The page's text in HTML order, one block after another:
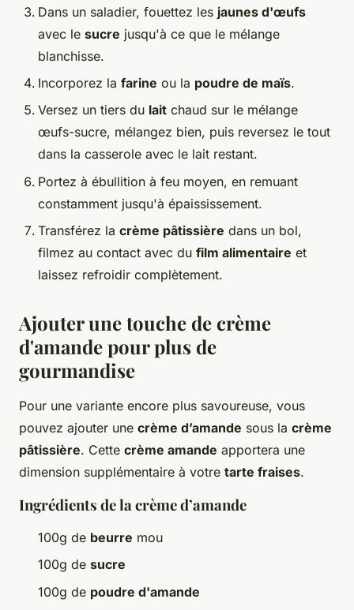
Dans un saladier, fouettez les jaunes d'œufs
avec le sucre jusqu'à ce que le mélange
blanchisse.
Incorporez la farine ou la poudre de maïs.
Versez un tiers du lait chaud sur le mélange
œufs-sucre, mélangez bien, puis reversez le tout
dans la casserole avec le lait restant.
Portez à ébullition à feu moyen, en remuant
constamment jusqu'à épaississement.
Transférez la crème pâtissière dans un bol,
filmez au contact avec du film alimentaire et
laissez refroidir complètement.
Ajouter une touche de crème
d'amande pour plus de
gourmandise
Pour une variante encore plus savoureuse, vous
pouvez ajouter une crème d’amande sous la crème
pâtissière. Cette crème amande apportera une
dimension supplémentaire à votre tarte fraises.
Ingrédients de la crème d’amande
100g de beurre mou
100g de sucre
100g de poudre d'amande